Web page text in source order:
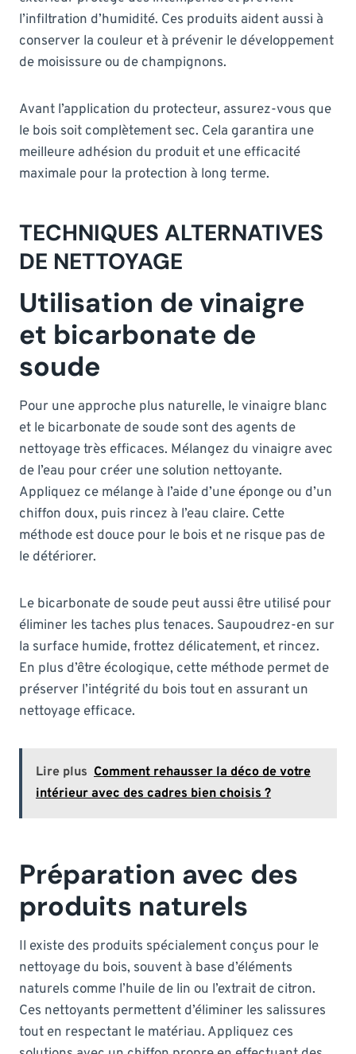
l’infiltration d’humidité. Ces produits aident aussi à
conserver la couleur et à prévenir le développement
de moisissure ou de champignons.
Avant l’application du protecteur, assurez-vous que
le bois soit complètement sec. Cela garantira une
meilleure adhésion du produit et une efficacité
maximale pour la protection à long terme.
TECHNIQUES ALTERNATIVES
DE NETTOYAGE
Utilisation de vinaigre
et bicarbonate de
soude
Pour une approche plus naturelle, le vinaigre blanc
et le bicarbonate de soude sont des agents de
nettoyage très efficaces. Mélangez du vinaigre avec
de l’eau pour créer une solution nettoyante.
Appliquez ce mélange à l’aide d’une éponge ou d’un
chiffon doux, puis rincez à l’eau claire. Cette
méthode est douce pour le bois et ne risque pas de
le détériorer.
Le bicarbonate de soude peut aussi être utilisé pour
éliminer les taches plus tenaces. Saupoudrez-en sur
la surface humide, frottez délicatement, et rincez.
En plus d’être écologique, cette méthode permet de
préserver l’intégrité du bois tout en assurant un
nettoyage efficace.
Lire plus Comment rehausser la déco de votre
intérieur avec des cadres bien choisis ?
Préparation avec des
produits naturels
Il existe des produits spécialement conçus pour le
nettoyage du bois, souvent à base d’éléments
naturels comme l’huile de lin ou l’extrait de citron.
Ces nettoyants permettent d’éliminer les salissures
tout en respectant le matériau. Appliquez ces